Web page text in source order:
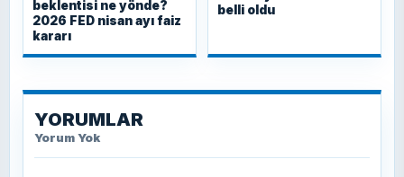
beklentisi ne yönde?
2026 FED nisan ayı faiz
kararı
belli oldu
YORUMLAR
Yorum Yok